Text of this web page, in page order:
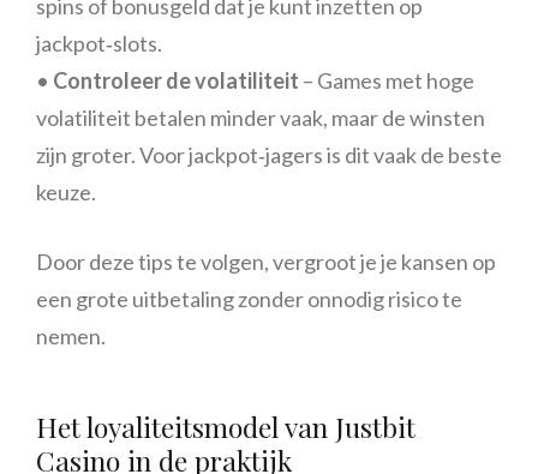
spins of bonusgeld dat je kunt inzetten op
jackpot‑slots.
• Controleer de volatiliteit – Games met hoge
volatiliteit betalen minder vaak, maar de winsten
zijn groter. Voor jackpot‑jagers is dit vaak de beste
keuze.
Door deze tips te volgen, vergroot je je kansen op
een grote uitbetaling zonder onnodig risico te
nemen.
Het loyaliteitsmodel van Justbit
Casino in de praktijk